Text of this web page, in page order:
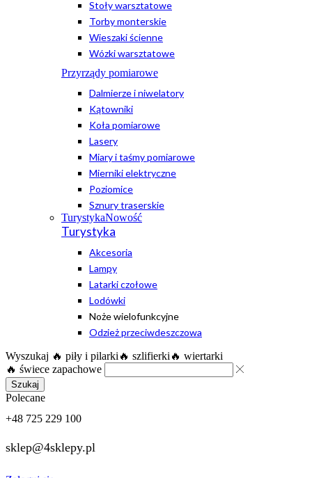
Stoły warsztatowe
Torby monterskie
Wieszaki ścienne
Wózki warsztatowe
Przyrządy pomiarowe
Dalmierze i niwelatory
Kątowniki
Koła pomiarowe
Lasery
Miary i taśmy pomiarowe
Mierniki elektryczne
Poziomice
Sznury traserskie
TurystykaNowość
Turystyka
Akcesoria
Lampy
Latarki czołowe
Lodówki
Noże wielofunkcyjne
Odzież przeciwdeszczowa
Wyszukaj 🔥 piły i pilarki 🔥 szlifierki 🔥 wiertarki
🔥 świece zapachowe
Szukaj
Polecane
+48 725 229 100
sklep@4sklepy.pl